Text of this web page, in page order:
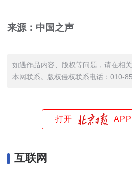
来源：中国之声
如遇作品内容、版权等问题，请在相
本网联系。版权侵权联系电话：010-
打开
互联网